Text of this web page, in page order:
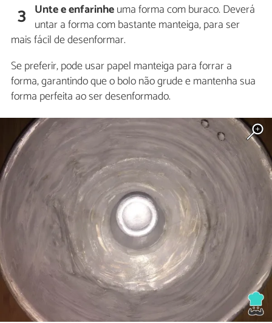
3 Unte e enfarinheuma forma com buraco. Deverá
untar a forma com bastante manteiga, para ser
mais fácil de desenformar.
Se preferir, pode usar papel manteiga para forrar a
forma, garantindo que o bolo não grude e mantenha sua
forma perfeita ao ser desenformado.